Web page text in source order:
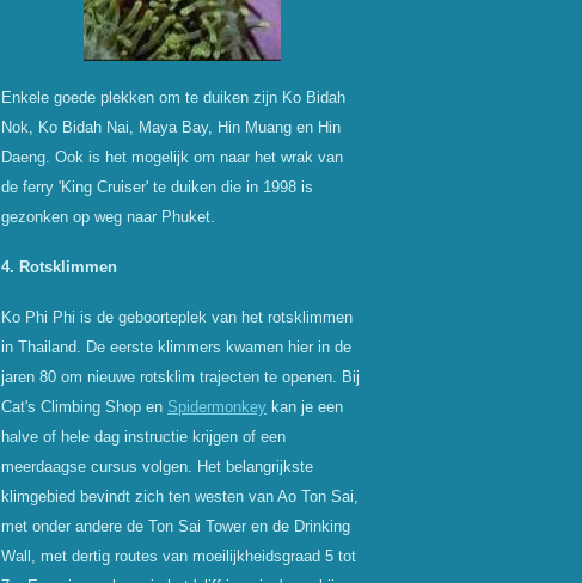
Enkele goede plekken om te duiken zijn Ko Bidah
Nok, Ko Bidah Nai, Maya Bay, Hin Muang en Hin
Daeng. Ook is het mogelijk om naar het wrak van
de ferry 'King Cruiser' te duiken die in 1998 is
gezonken op weg naar Phuket.
4. Rotsklimmen
Ko Phi Phi is de geboorteplek van het rotsklimmen
in Thailand. De eerste klimmers kwamen hier in de
jaren 80 om nieuwe rotsklim trajecten te openen. Bij
Cat's Climbing Shop en Spidermonkey kan je een
halve of hele dag instructie krijgen of een
meerdaagse cursus volgen. Het belangrijkste
klimgebied bevindt zich ten westen van Ao Ton Sai,
met onder andere de Ton Sai Tower en de Drinking
Wall, met dertig routes van moeilijkheidsgraad 5 tot